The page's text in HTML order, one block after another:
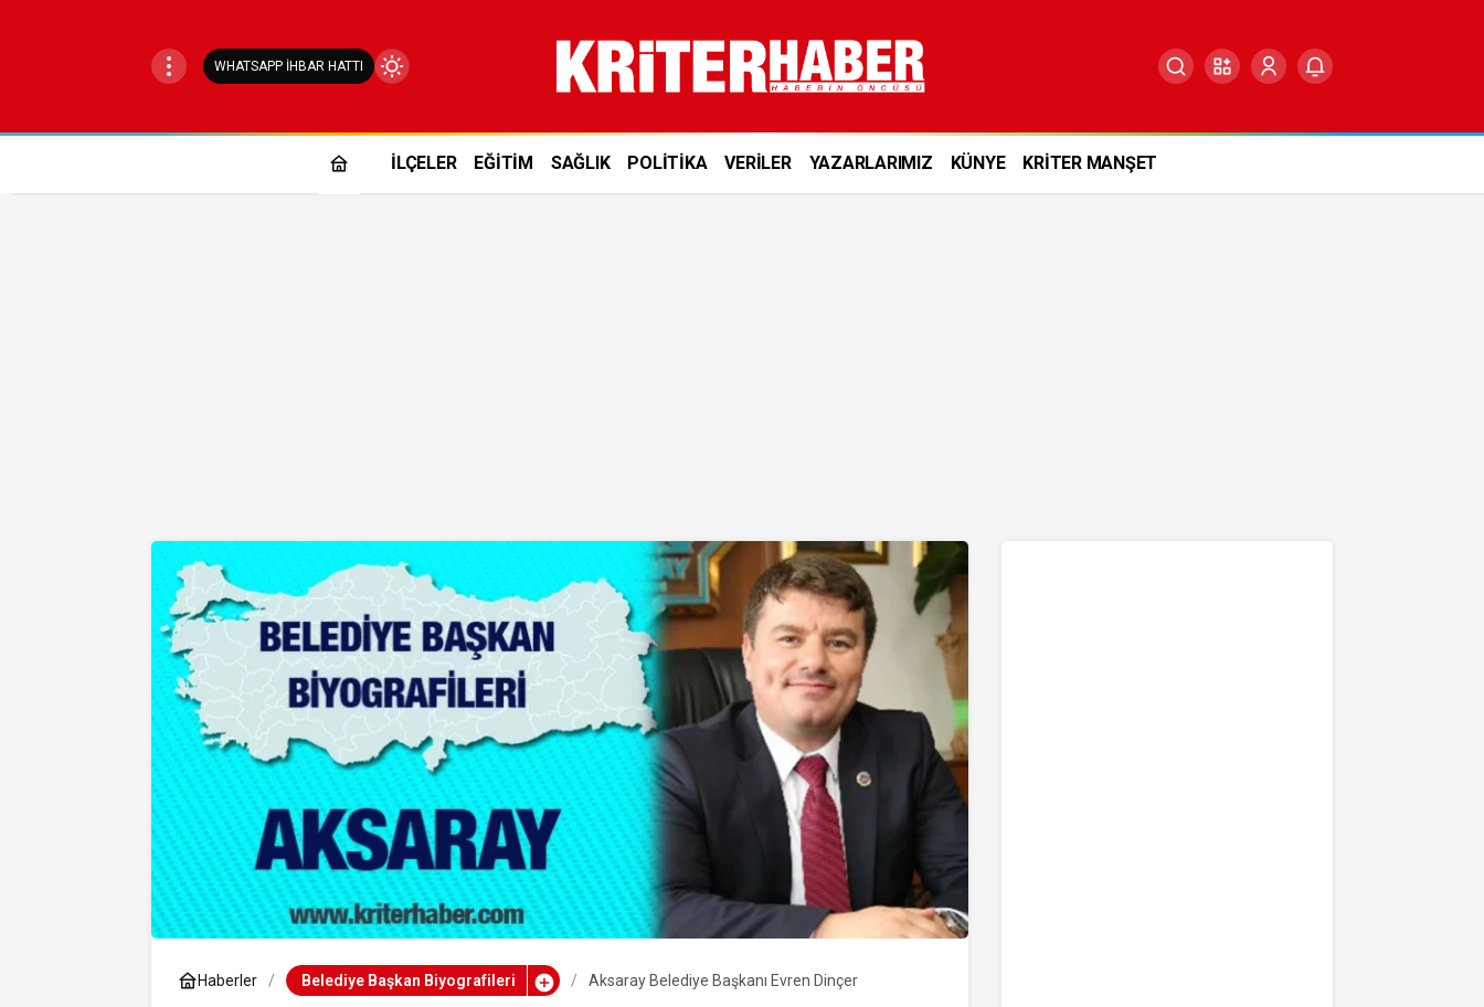
WHATSAPP İHBAR HATTI
Mod
İLÇELER EĞİTİM SAĞLIK POLİTİKA VERİLER YAZARLARIMIZ KÜNYE KRİTER MANŞET
Haberler Belediye Başkan Biyografileri Aksaray Belediye Başkanı Evren Dinçer